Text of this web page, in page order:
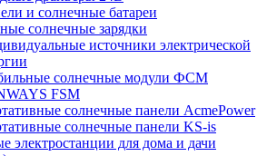
и солнечные батареи
солнечные зарядки
источники электрической
солнечные модули ФСМ
FSM
солнечные панели AcmePower
солнечные панели KS-is
электростанции для дома и дачи